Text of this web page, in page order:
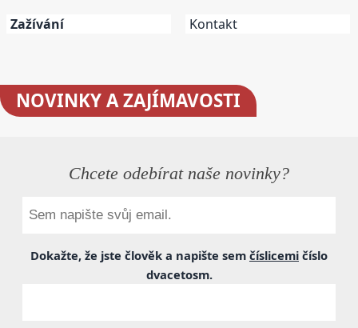
Zažívání Kontakt
NOVINKYA ZAJÍMAVOSTI
Chcete odebírat naše novinky?
Dokažte, že jste člověk a napište sem číslicemi číslo
dvacetosm.